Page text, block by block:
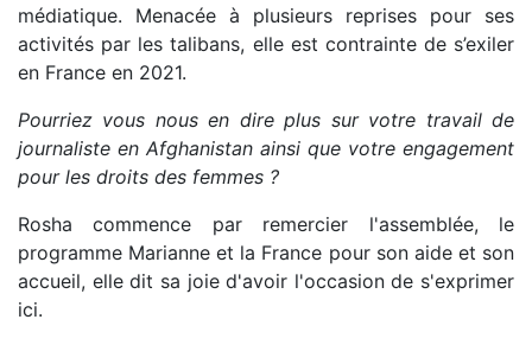
médiatique. Menacée à plusieurs reprises pour ses
activités par les talibans, elle est contrainte de s’exiler
en France en 2021.
Pourriez vous nous en dire plus sur votre travail de
journaliste en Afghanistan ainsi que votre engagement
pour les droits des femmes ?
Rosha commence par remercier l'assemblée, le
programme Marianne et la France pour son aide et son
accueil, elle dit sa joie d'avoir l'occasion de s'exprimer
ici.